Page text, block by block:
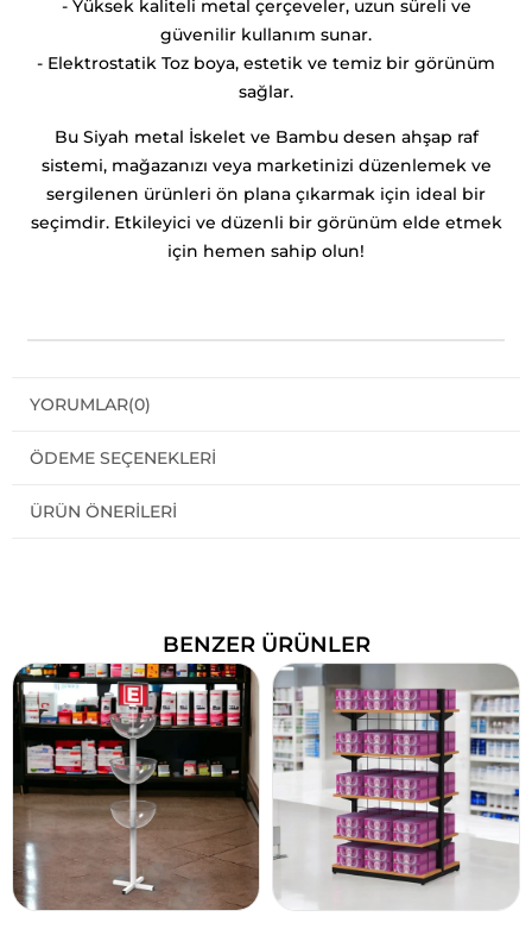
- Yüksek kaliteli metal çerçeveler, uzun süreli ve
güvenilir kullanım sunar.
- Elektrostatik Toz boya, estetik ve temiz bir görünüm
sağlar.
Bu Siyah metal İskelet ve Bambu desen ahşap raf
sistemi, mağazanızı veya marketinizi düzenlemek ve
sergilenen ürünleri ön plana çıkarmak için ideal bir
seçimdir. Etkileyici ve düzenli bir görünüm elde etmek
için hemen sahip olun!
YORUMLAR(0)
ÖDEME SEÇENEKLERI
ÜRÜN ÖNERILERI
BENZER ÜRÜNLER